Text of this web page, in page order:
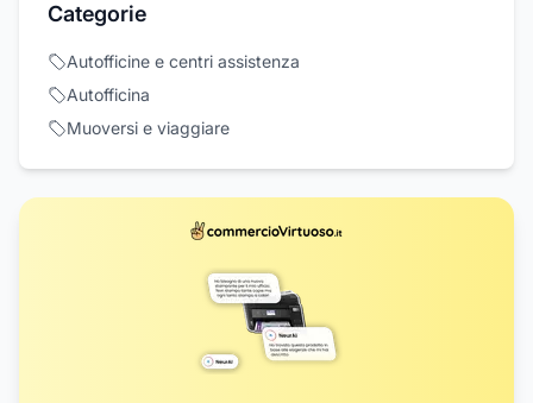
Categorie
Autofficine e centri assistenza
Autofficina
Muoversi e viaggiare